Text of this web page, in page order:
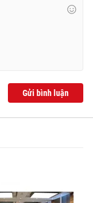
có sự chấp
Gửi bình luận